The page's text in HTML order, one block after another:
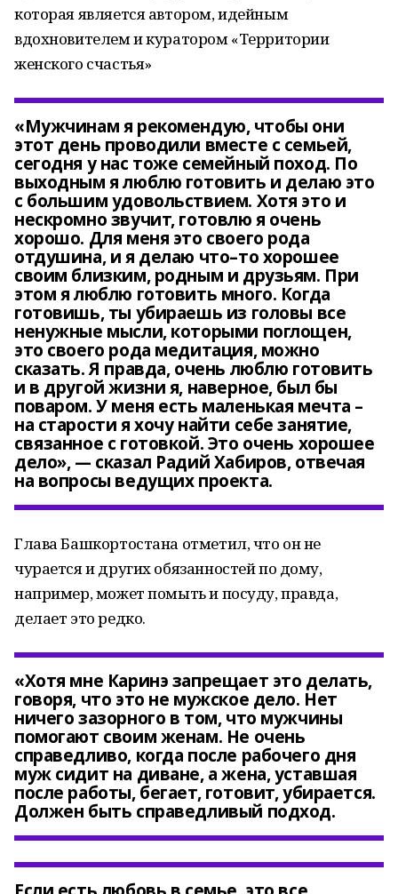
которая является автором, идейным
вдохновителем и куратором «Территории
женского счастья»
«Мужчинам я рекомендую, чтобы они
этот день проводили вместе с семьей,
сегодня у нас тоже семейный поход. По
выходным я люблю готовить и делаю это
с большим удовольствием. Хотя это и
нескромно звучит, готовлю я очень
хорошо. Для меня это своего рода
отдушина, и я делаю что–то хорошее
своим близким, родным и друзьям. При
этом я люблю готовить много. Когда
готовишь, ты убираешь из головы все
ненужные мысли, которыми поглощен,
это своего рода медитация, можно
сказать. Я правда, очень люблю готовить
и в другой жизни я, наверное, был бы
поваром. У меня есть маленькая мечта –
на старости я хочу найти себе занятие,
связанное с готовкой. Это очень хорошее
дело», — сказал Радий Хабиров, отвечая
на вопросы ведущих проекта.
Глава Башкортостана отметил, что он не
чурается и других обязанностей по дому,
например, может помыть и посуду, правда,
делает это редко.
«Хотя мне Каринэ запрещает это делать,
говоря, что это не мужское дело. Нет
ничего зазорного в том, что мужчины
помогают своим женам. Не очень
справедливо, когда после рабочего дня
муж сидит на диване, а жена, уставшая
после работы, бегает, готовит, убирается.
Должен быть справедливый подход.